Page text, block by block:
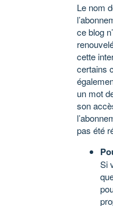
Le nom
ce blog
cette
certains
un mot
son
pas été
Si